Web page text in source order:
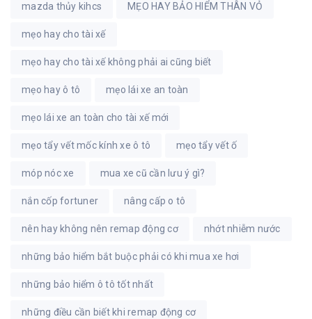
mazda thủy kihcs MẸO HAY BẢO HIỂM THÂN VỎ
mẹo hay cho tài xế
mẹo hay cho tài xế không phải ai cũng biết
mẹo hay ô tô mẹo lái xe an toàn
mẹo lái xe an toàn cho tài xế mới
mẹo tẩy vết mốc kính xe ô tô mẹo tẩy vết ố
móp nóc xe mua xe cũ cần lưu ý gì?
nắn cốp fortuner nâng cấp o tô
nên hay không nên remap động cơ nhớt nhiễm nước
những bảo hiểm bắt buộc phải có khi mua xe hơi
những bảo hiểm ô tô tốt nhất
những điều cần biết khi remap động cơ